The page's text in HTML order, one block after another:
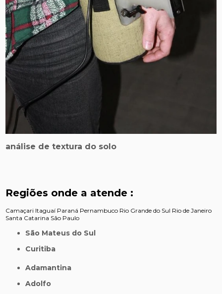
análise de textura do solo
Regiões onde a atende :
Camaçari Itaguaí Paraná Pernambuco Rio Grande do Sul Rio de Janeiro
Santa Catarina São Paulo
São Mateus do Sul
Curitiba
Adamantina
Adolfo